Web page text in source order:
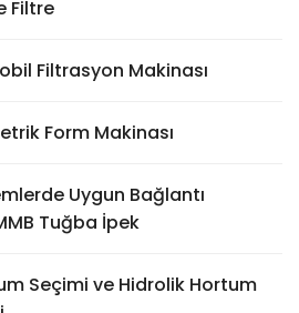
Filtre
Filtrasyon Makinası
Form Makinası
Uygun Bağlantı
Tuğba İpek
Seçimi ve Hidrolik Hortum